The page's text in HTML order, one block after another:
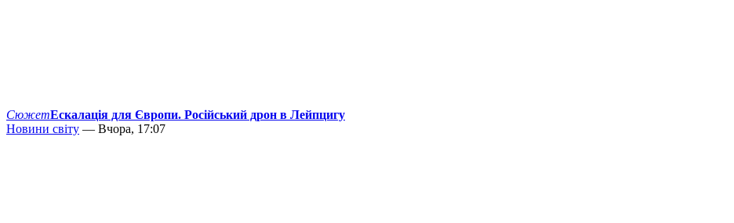
СюжетЕскалація для Європи. Російський дрон в Лейпцигу
Новини світу — Вчора, 17:07